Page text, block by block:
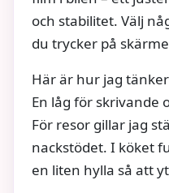
och stabilitet. Välj
du trycker på
Här är hur jag
En låg för skrivande
För resor gillar jag
nackstödet. I köket
en liten hylla så att